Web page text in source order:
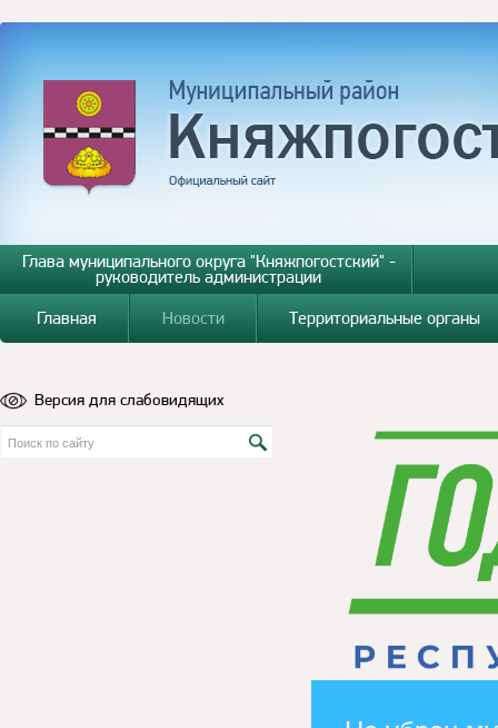
Глава муниципального округа "Княжпогостский" -
руководитель администрации
Главная
Новости Территориальные органы
Версия для слабовидящих